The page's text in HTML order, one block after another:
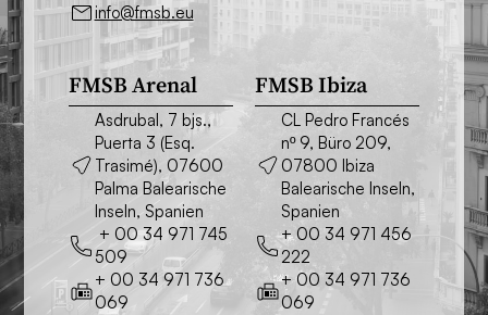
info@fmsb.eu
FMSB Arenal
Asdrubal, 7 bjs.,
Puerta 3 (Esq.
Trasimé), 07600
Palma Balearische
Inseln, Spanien
+ 00 34 971 745
509
+ 00 34 971 736
069
FMSB Ibiza
CL Pedro Francés
nº 9, Büro 209,
07800 Ibiza
Balearische Inseln,
Spanien
+ 00 34 971 456
222
+ 00 34 971 736
069